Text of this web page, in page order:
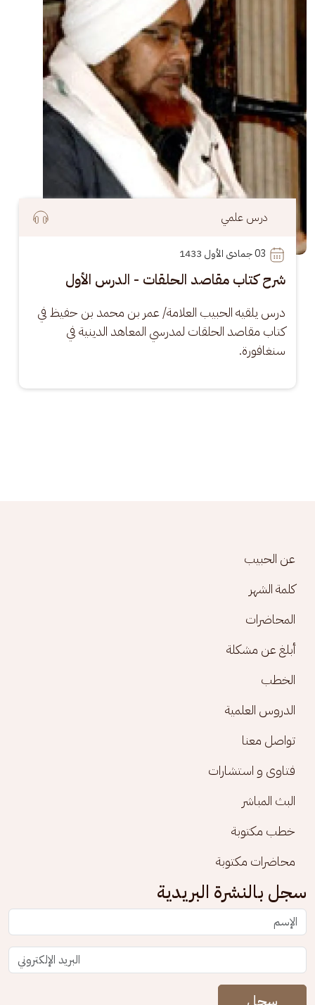
درس علمي
03
شرح كتاب مقاصد الحلقات - الدرس الأول
درس يلقيه الحبيب العلامة/ عمر بن محمد بن حفيظ في
كتاب مقاصد الحلقات لمدرسي المعاهد الدينية في
سنغافورة.
Footer menu
عن الحبيب
كلمة الشهر
المحاضرات
أبلغ عن مشكلة
الخطب
الدروس العلمية
تواصل معنا
فتاوى و استشارات
البث المباشر
خطب مكتوبة
محاضرات مكتوبة
سجل بالنشرة البريدية